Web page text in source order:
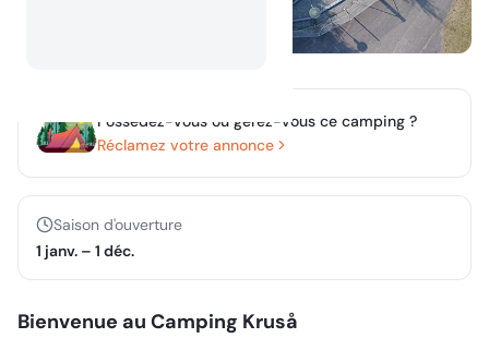
Possédez-vous ou gérez-vous ce camping ?
Réclamez votre annonce
Saison d'ouverture
1 janv. – 1 déc.
Bienvenue au Camping Kruså